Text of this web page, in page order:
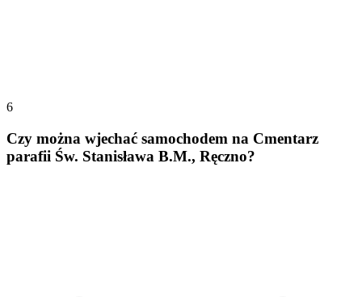
6
Czy można wjechać samochodem na Cmentarz
parafii Św. Stanisława B.M., Ręczno?